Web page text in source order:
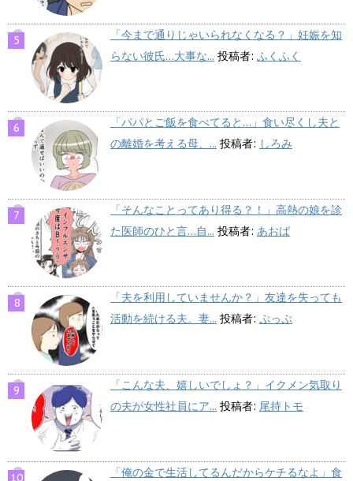
「今まで通りじゃいられなくなる？」妊娠を知
らない彼氏…大事な... 投稿者: ふくふく
「パパとご飯を食べてると…」食い尽くし夫と
の離婚を考える母、... 投稿者: しろみ
「そんなことってあり得る？！」高熱の娘を診
た医師のひと言…自... 投稿者: あおば
「夫を利用していませんか？」友達を失っても
活動を続ける夫。妻... 投稿者: ぷっぷ
「こんな夫、嬉しいでしょ？」イクメン気取り
の夫が女性社員にア... 投稿者: 尾持トモ
「俺の金で生活してるんだからケチるなよ」食